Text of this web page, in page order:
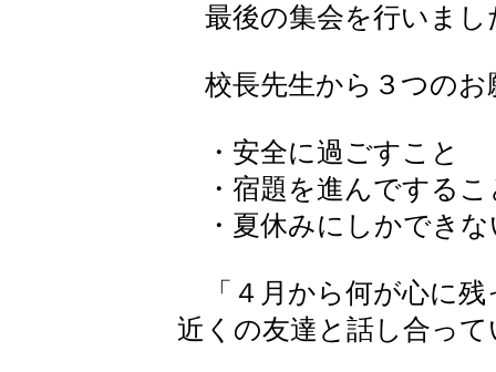
最後の集会を行いまし
校長先生から３つのお
・安全に過ごすこと
・宿題を進んでする
・夏休みにしかでき
「４月から何が心に残
近くの友達と話し合っ